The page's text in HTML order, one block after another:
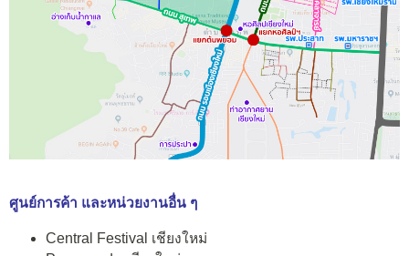
ศูนย์การค้า และหน่วยงานอื่น ๆ
Central Festival เชียงใหม่